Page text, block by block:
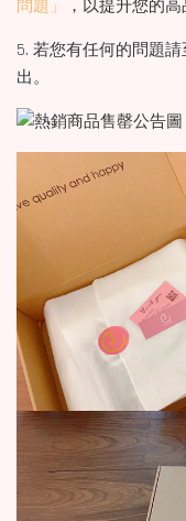
問題」 ，以提升您的高
5. 若您有任何的問題
出。